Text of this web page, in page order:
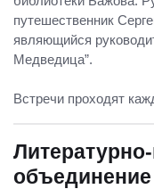
путешественник
являющийся
Медведица”.
Встречи проходят